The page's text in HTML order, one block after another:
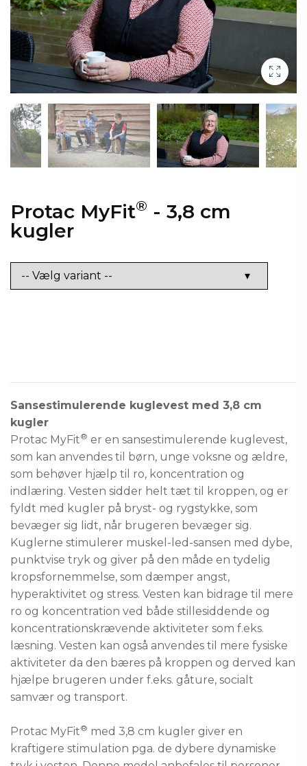
Protac MyFit® - 3,8 cm
kugler
Sansestimulerende kuglevest med 3,8 cm
kugler
Protac MyFit® er en sansestimulerende kuglevest,
som kan anvendes til børn, unge voksne og ældre,
som behøver hjælp til ro, koncentration og
indlæring. Vesten sidder helt tæt til kroppen, og er
fyldt med kugler på bryst- og rygstykke, som
bevæger sig lidt, når brugeren bevæger sig.
Kuglerne stimulerer muskel-led-sansen med dybe,
punktvise tryk og giver på den måde en tydelig
kropsfornemmelse, som dæmper angst,
hyperaktivitet og stress. Vesten kan bidrage til mere
ro og koncentration ved både stillesiddende og
koncentrationskrævende aktiviteter som f.eks.
læsning. Vesten kan også anvendes til mere fysiske
aktiviteter da den bæres på kroppen og derved kan
hjælpe brugeren under f.eks. gåture, socialt
samvær og transport.
Protac MyFit® med 3,8 cm kugler giver en
kraftigere stimulation pga. de dybere dynamiske